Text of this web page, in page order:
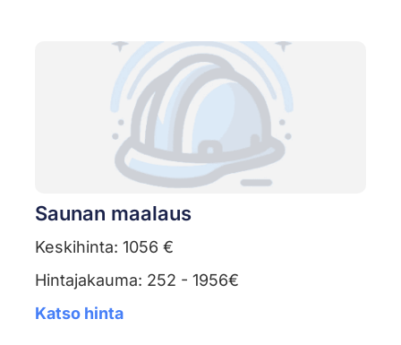
Saunan maalaus
Keskihinta: 1056 €
Hintajakauma: 252 - 1956€
Katso hinta